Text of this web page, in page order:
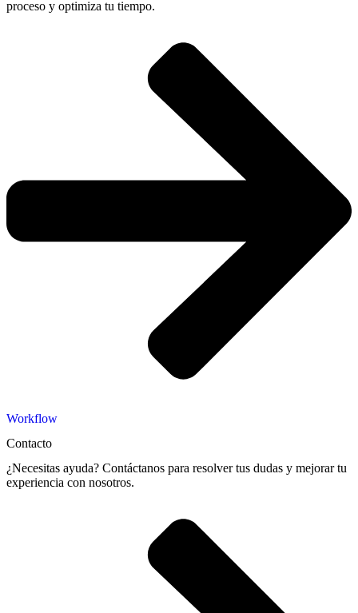
proceso y optimiza tu tiempo.
Workflow
Contacto
¿Necesitas ayuda? Contáctanos para resolver tus dudas y mejorar tu
experiencia con nosotros.